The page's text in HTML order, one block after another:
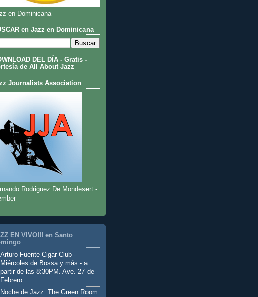
en Dominicana
en Jazz en Dominicana
DEL DÍA - Gratis -
de All About Jazz
Journalists Association
Rodriguez De Mondesert -
EN VIVO!!! en Santo
Arturo Fuente Cigar Club -
Miércoles de Bossa y más - a
partir de las 8:30PM. Ave. 27 de
Febrero
Noche de Jazz: The Green Room